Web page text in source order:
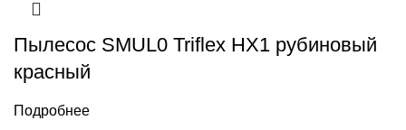
Пылесос SMUL0 Triflex HX1 рубиновый
красный
Подробнее